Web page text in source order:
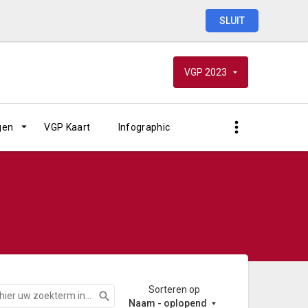
SLUIT
VGP 2023
VGP Kaart Infographic
Zoeken
Sorteren op
Naam - oplopend